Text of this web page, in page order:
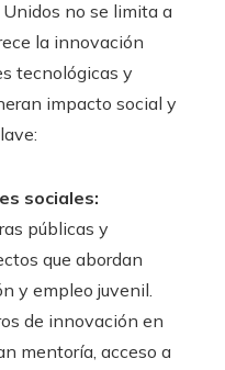
no se limita a
la innovación
tecnológicas y
impacto social y
sociales:
públicas y
que abordan
y empleo juvenil.
de innovación en
mentoría, acceso a